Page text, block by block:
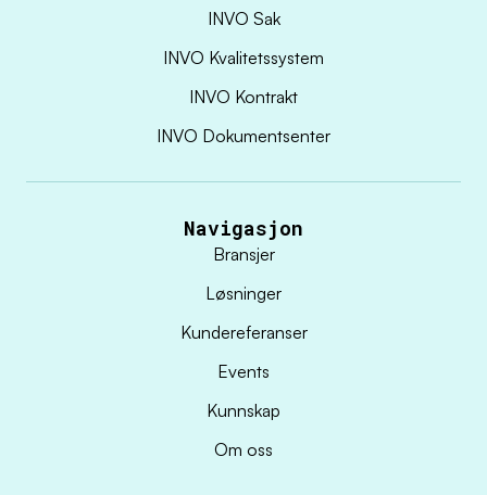
INVO Sak
INVO Kvalitetssystem
INVO Kontrakt
INVO Dokumentsenter
Navigasjon
Bransjer
Løsninger
Kundereferanser
Events
Kunnskap
Om oss